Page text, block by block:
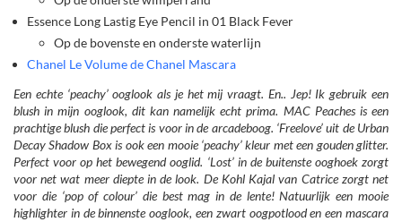
Essence Long Lastig Eye Pencil in 01 Black Fever
Op de bovenste en onderste waterlijn
Chanel Le Volume de Chanel Mascara
Een echte ‘peachy’ ooglook als je het mij vraagt. En.. Jep! Ik gebruik een
blush in mijn ooglook, dit kan namelijk echt prima. MAC Peaches is een
prachtige blush die perfect is voor in de arcadeboog. ‘Freelove’ uit de Urban
Decay Shadow Box is ook een mooie ‘peachy’ kleur met een gouden glitter.
Perfect voor op het bewegend ooglid. ‘Lost’ in de buitenste ooghoek zorgt
voor net wat meer diepte in de look. De Kohl Kajal van Catrice zorgt net
voor die ‘pop of colour’ die best mag in de lente! Natuurlijk een mooie
highlighter in de binnenste ooglook, een zwart oogpotlood en een mascara